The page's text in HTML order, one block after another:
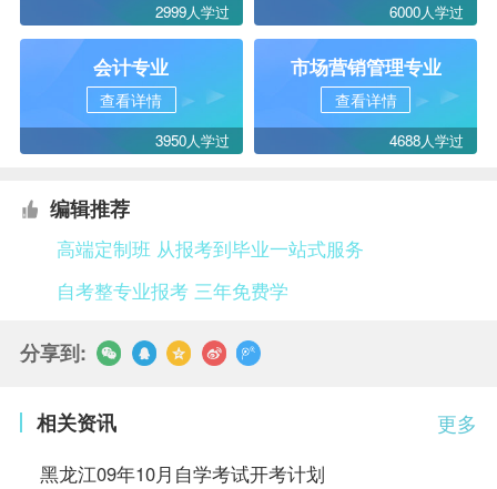
2999人学过 6000人学过
会计专业
查看详情
3950人学过
市场营销管理专业
查看详情
4688人学过
编辑推荐
高端定制班 从报考到毕业一站式服务
自考整专业报考 三年免费学
分享到:
更多
相关资讯
黑龙江09年10月自学考试开考计划